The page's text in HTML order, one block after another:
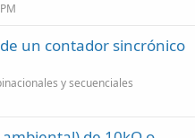
un contador sincrónico
y secuenciales